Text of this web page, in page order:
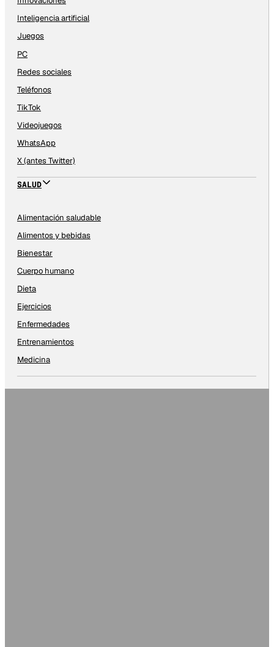
Inteligencia artificial
Juegos
PC
Redes sociales
Teléfonos
TikTok
Videojuegos
WhatsApp
X (antes Twitter)
SALUD
Alimentación saludable
Alimentos y bebidas
Bienestar
Cuerpo humano
Dieta
Ejercicios
Enfermedades
Entrenamientos
Medicina